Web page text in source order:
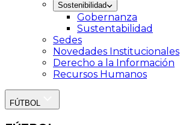
Sostenibilidad
Gobernanza
Sustentabilidad
Sedes
Novedades Institucionales
Derecho a la Información
Recursos Humanos
FÚTBOL